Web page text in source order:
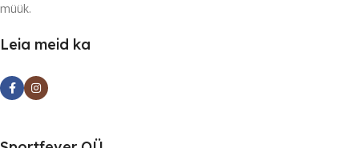
müük.
Leia meid ka